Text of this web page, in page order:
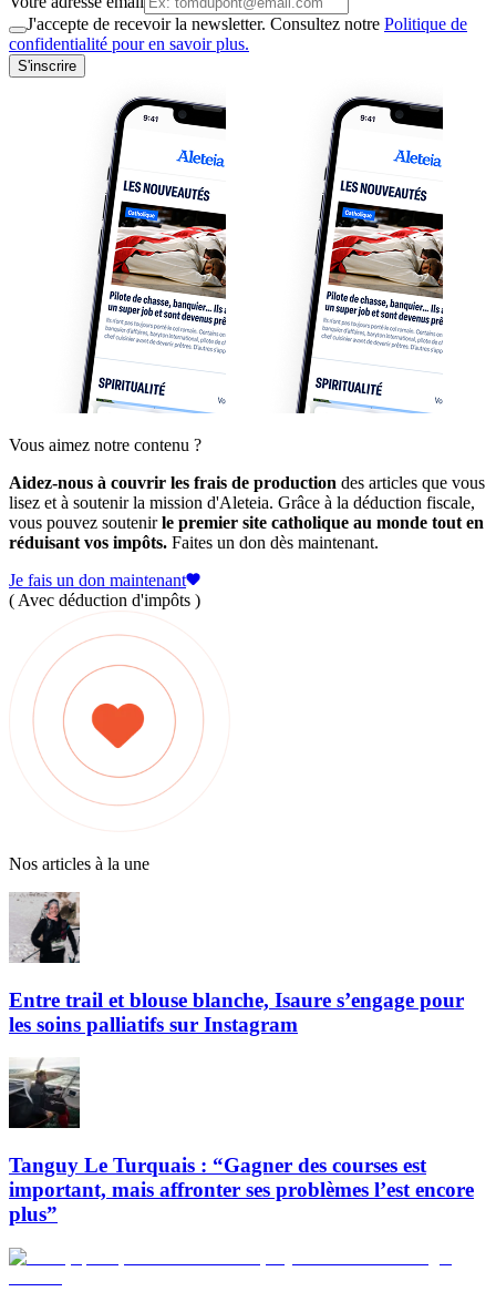
J'accepte de recevoir la newsletter. Consultez notre Politique de
confidentialité pour en savoir plus.
S'inscrire
Vous aimez notre contenu ?
Aidez-nous à couvrir les frais de production des articles que vous
lisez et à soutenir la mission d'Aleteia. Grâce à la déduction fiscale,
vous pouvez soutenirle premier site catholique au monde tout en
réduisant vos impôts. Faites un don dès maintenant.
Je fais un don maintenant
( Avec déduction d'impôts )
Nos articles à la une
Entre trail et blouse blanche, Isaure s’engage pour
les soins palliatifs sur Instagram
Tanguy Le Turquais : “Gagner des courses est
important, mais affronter ses problèmes l’est encore
plus”